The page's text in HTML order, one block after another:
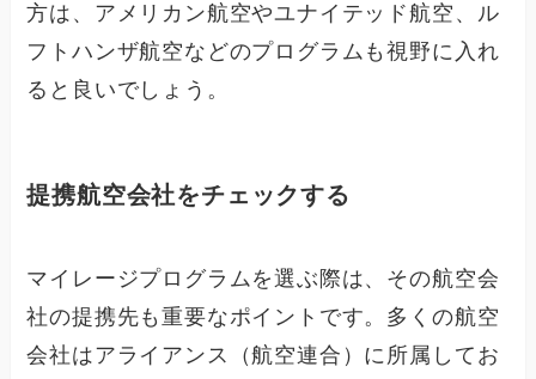
方は、アメリカン航空やユナイテッド航空、ル
フトハンザ航空などのプログラムも視野に入れ
ると良いでしょう。
提携航空会社をチェックする
マイレージプログラムを選ぶ際は、その航空会
社の提携先も重要なポイントです。多くの航空
会社はアライアンス（航空連合）に所属してお